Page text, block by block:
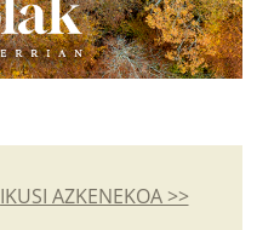
IKUSI AZKENEKOA >>